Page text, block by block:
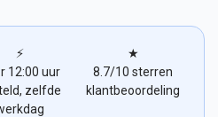
⚡
12:00 uur
zelfde
★
8.7/10 sterren
klantbeoordeling